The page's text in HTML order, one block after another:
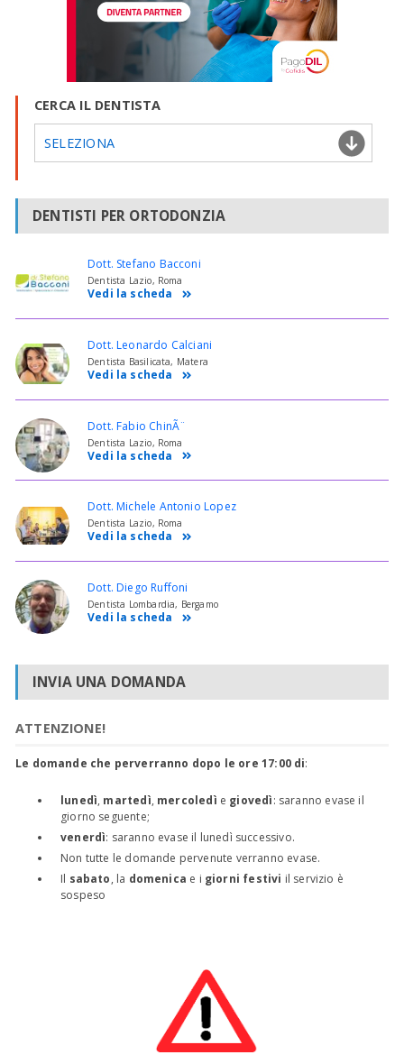
CERCA IL DENTISTA
SELEZIONA
DENTISTI PER ORTODONZIA
Dott. Stefano Bacconi
Dentista Lazio, Roma
Vedi la scheda
Dott. Leonardo Calciani
Dentista Basilicata, Matera
Vedi la scheda
Dott. Fabio ChinÃ¨
Dentista Lazio, Roma
Vedi la scheda
Dott. Michele Antonio Lopez
Dentista Lazio, Roma
Vedi la scheda
Dott. Diego Ruffoni
Dentista Lombardia, Bergamo
Vedi la scheda
INVIA UNA DOMANDA
ATTENZIONE!
Le domande che perverranno dopo le ore 17:00 di:
lunedì, martedì, mercoledì e giovedì: saranno evase il
giorno seguente;
venerdì: saranno evase il lunedì successivo.
Non tutte le domande pervenute verranno evase.
Il sabato, la domenica e i giorni festivi il servizio è
sospeso